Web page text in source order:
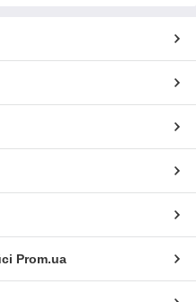
Prom.ua